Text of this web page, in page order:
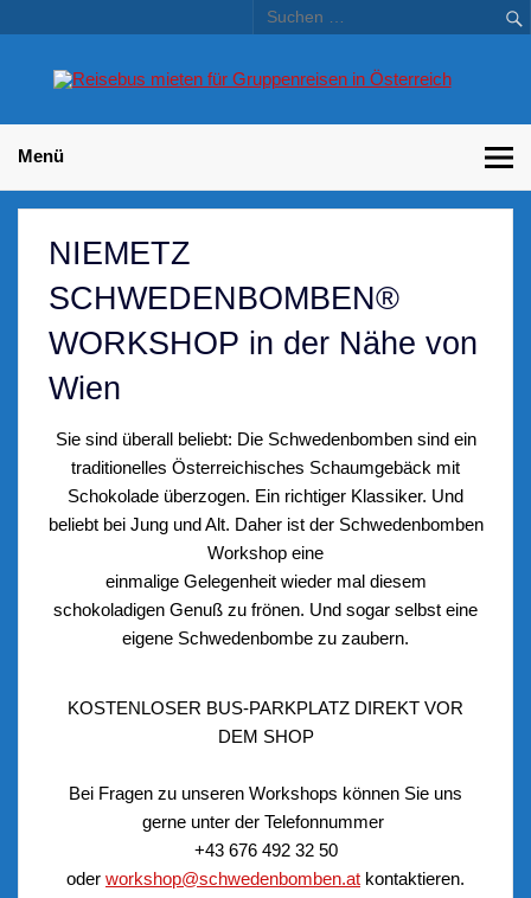
–
Menü
NIEMETZ
SCHWEDENBOMBEN®
WORKSHOP in der Nähe von
Wien
Sie sind überall beliebt: Die Schwedenbomben sind ein
traditionelles Österreichisches Schaumgebäck mit
Schokolade überzogen. Ein richtiger Klassiker. Und
beliebt bei Jung und Alt. Daher ist der Schwedenbomben
Workshop eine
einmalige Gelegenheit wieder mal diesem
schokoladigen Genuß zu frönen. Und sogar selbst eine
eigene Schwedenbombe zu zaubern.
KOSTENLOSER BUS-PARKPLATZ DIREKT VOR
DEM SHOP
Bei Fragen zu unseren Workshops können Sie uns
gerne unter der Telefonnummer
+43 676 492 32 50
oder workshop@schwedenbomben.at kontaktieren.